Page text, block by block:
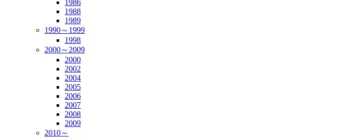
1986
1988
1989
1990～1999
1998
2000～2009
2000
2002
2004
2005
2006
2007
2008
2009
2010～